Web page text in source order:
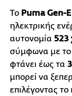
Το Puma Gen-E
ηλεκτρικής
αυτονομία 523
σύμφωνα με το
φτάνει έως τα
μπορεί να
επιλέγοντας